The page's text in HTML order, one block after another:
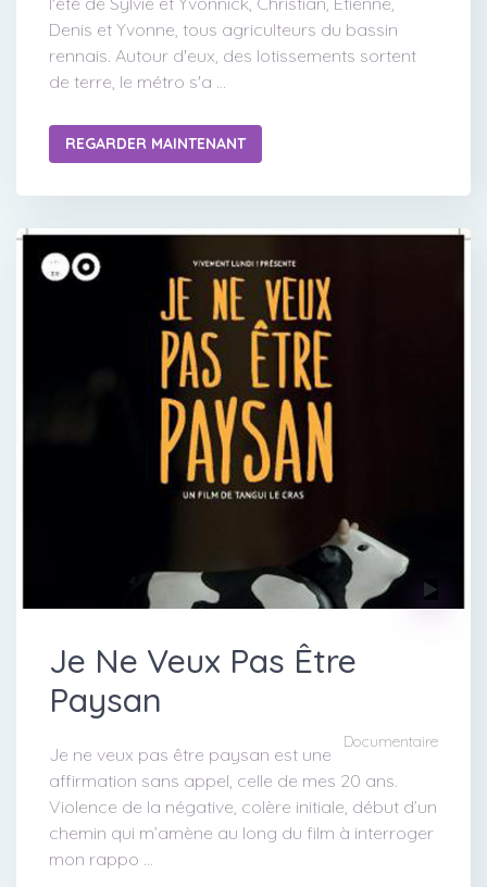
Denis et Yvonne, tous agriculteurs du bassin
rennais. Autour d'eux, des lotissements sortent
de terre, le métro s'a ...
REGARDER MAINTENANT
Je Ne Veux Pas Être
Paysan
Documentaire
Je ne veux pas être paysan est une
affirmation sans appel, celle de mes 20 ans.
Violence de la négative, colère initiale, début d’un
chemin qui m’amène au long du film à interroger
mon rappo ...